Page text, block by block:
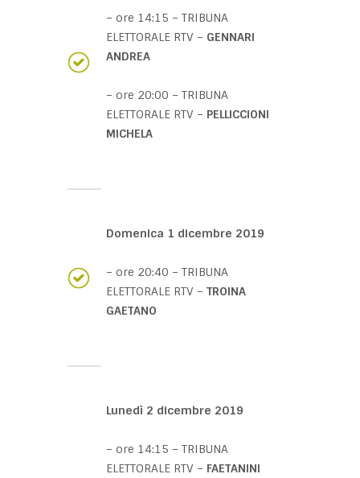
– ore 14:15 – TRIBUNA
ELETTORALE RTV – GENNARI
ANDREA
– ore 20:00 – TRIBUNA
ELETTORALE RTV – PELLICCIONI
MICHELA
Domenica 1 dicembre 2019
– ore 20:40 – TRIBUNA
ELETTORALE RTV – TROINA
GAETANO
Lunedì 2 dicembre 2019
– ore 14:15 – TRIBUNA
ELETTORALE RTV – FAETANINI